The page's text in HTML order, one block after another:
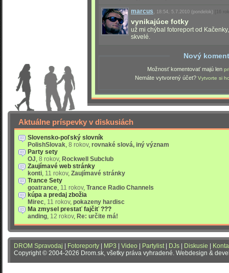
marcus 18:54, 5.7.2010 (pondelok) [16
vynikajúce fotky
už mi chýbal fotoreport od
skvelé.
Nový
Možnosť komentovať majú len
Nemáte vytvorený účet? Vytvorte si
Aktuálne príspevky v diskusiách
Slovensko-poľský slovník
PolishSlovak, 8 rokov, rovnaké slová, iný význam
Party sety
OJ, 8 rokov, Rockwell Subclub
Zaujímavé web stránky
konti, 11 rokov, Zaujímavé stránky
Trance Sety
goatrance, 11 rokov, Trance Radio Channels
kúpa a predaj zbožia
Mirec, 11 rokov, pokazeny hardisc
Ma zmysel prestať fajčiť ???
anding, 12 rokov, Re: určite má!
DROM Spravodaj Fotoreporty MP3 Video Partylist| DJs Diskusie
Copyright © 2004-2026 Drom.sk, všetky práva vyhradené. Webdesign &